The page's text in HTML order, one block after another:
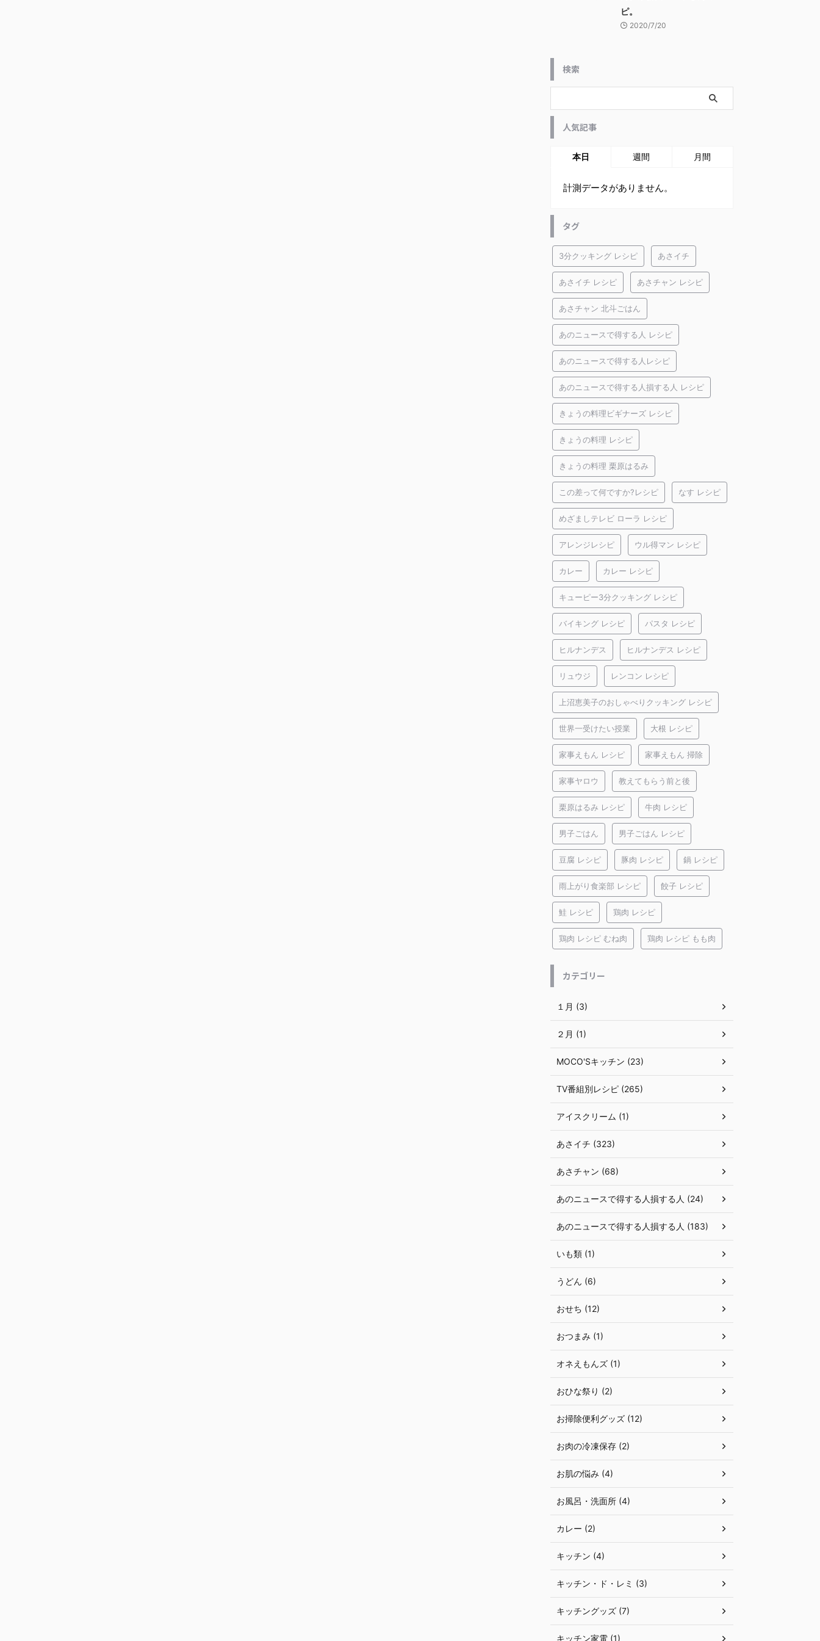
ピ。
2020/7/20
検索
人気記事
本日 週間 月間
計測データがありません。
タグ
3分クッキング レシピ あさイチ
あさイチ レシピ あさチャン レシピ
あさチャン 北斗ごはん
あのニュースで得する人 レシピ
あのニュースで得する人レシピ
あのニュースで得する人損する人 レシピ
きょうの料理ビギナーズ レシピ
きょうの料理 レシピ
きょうの料理 栗原はるみ
この差って何ですか?レシピ なす レシピ
めざましテレビ ローラ レシピ
アレンジレシピ ウル得マン レシピ
カレー カレー レシピ
キューピー3分クッキング レシピ
バイキング レシピ パスタ レシピ
ヒルナンデス ヒルナンデス レシピ
リュウジ レンコン レシピ
上沼恵美子のおしゃべりクッキング レシピ
世界一受けたい授業 大根 レシピ
家事えもん レシピ 家事えもん 掃除
家事ヤロウ 教えてもらう前と後
栗原はるみ レシピ 牛肉 レシピ
男子ごはん 男子ごはん レシピ
豆腐 レシピ 豚肉 レシピ 鍋 レシピ
雨上がり食楽部 レシピ 餃子 レシピ
鮭 レシピ 鶏肉 レシピ
鶏肉 レシピ むね肉 鶏肉 レシピ もも肉
カテゴリー
１月 (3)
２月 (1)
MOCO'Sキッチン (23)
TV番組別レシピ (265)
アイスクリーム (1)
あさイチ (323)
あさチャン (68)
あのニュースで得する人損する人 (24)
あのニュースで得する人損する人 (183)
いも類 (1)
うどん (6)
おせち (12)
おつまみ (1)
オネえもんズ (1)
おひな祭り (2)
お掃除便利グッズ (12)
お肉の冷凍保存 (2)
お肌の悩み (4)
お風呂・洗面所 (4)
カレー (2)
キッチン (4)
キッチン・ド・レミ (3)
キッチングッズ (7)
キッチン家電 (1)